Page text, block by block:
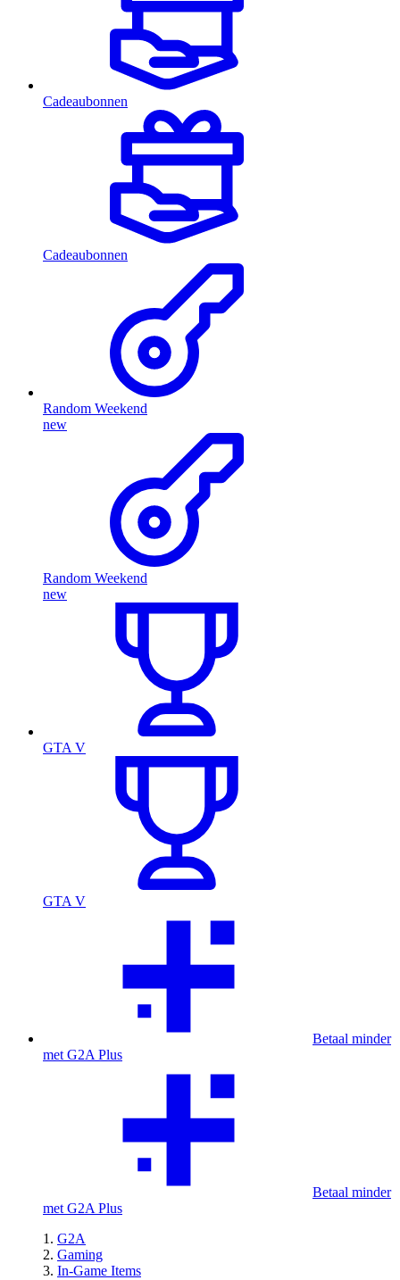
Cadeaubonnen
Cadeaubonnen
Random Weekend
new
Random Weekend
new
GTA V
GTA V
Betaal minder
met G2A Plus
Betaal minder
met G2A Plus
G2A
Gaming
In-Game Items